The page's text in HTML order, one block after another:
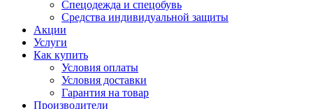
Спецодежда и спецобувь
Средства индивидуальной защиты
Акции
Услуги
Как купить
Условия оплаты
Условия доставки
Гарантия на товар
Производители